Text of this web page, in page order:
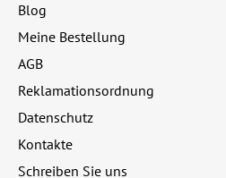
Blog
Meine Bestellung
AGB
Reklamationsordnung
Datenschutz
Kontakte
Schreiben Sie uns